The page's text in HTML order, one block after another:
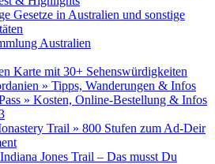
Gesetze in Australien und sonstige
Australien
Karte mit 30+ Sehenswürdigkeiten
» Tipps, Wanderungen & Infos
» Kosten, Online-Bestellung & Infos
Trail » 800 Stufen zum Ad-Deir
Jones Trail – Das musst Du